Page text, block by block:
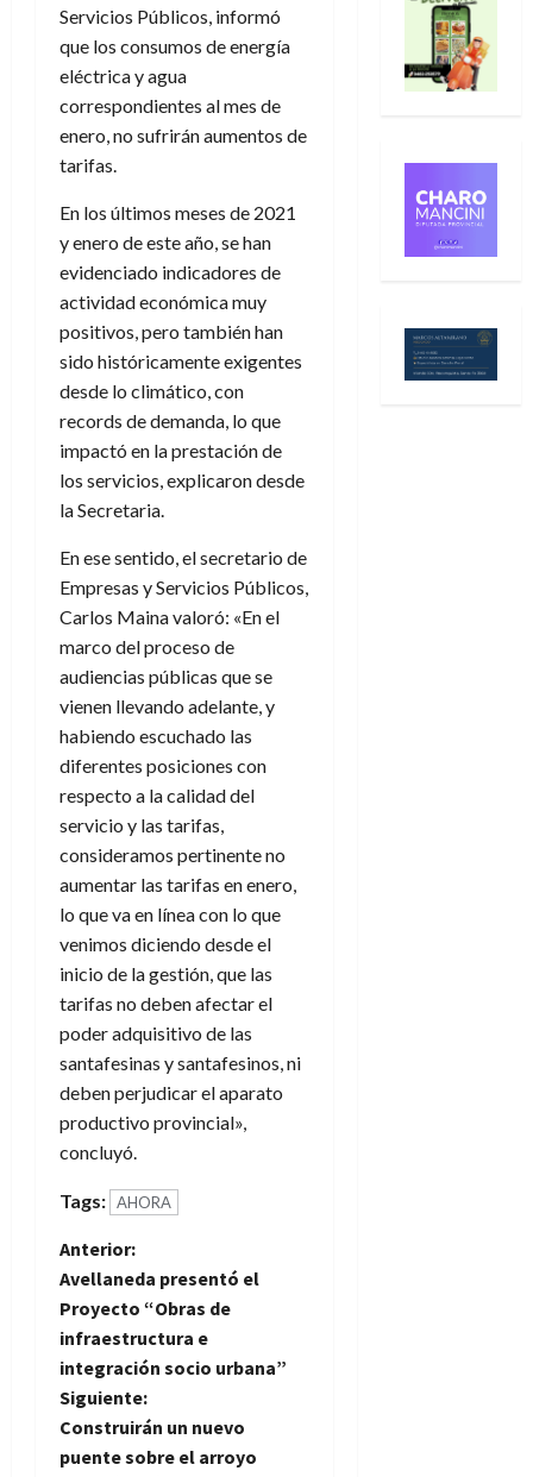
Servicios Públicos, informó
que los consumos de energía
eléctrica y agua
correspondientes al mes de
enero, no sufrirán aumentos de
tarifas.
En los últimos meses de 2021
y enero de este año, se han
evidenciado indicadores de
actividad económica muy
positivos, pero también han
sido históricamente exigentes
desde lo climático, con
records de demanda, lo que
impactó en la prestación de
los servicios, explicaron desde
la Secretaria.
En ese sentido, el secretario de
Empresas y Servicios Públicos,
Carlos Maina valoró: «En el
marco del proceso de
audiencias públicas que se
vienen llevando adelante, y
habiendo escuchado las
diferentes posiciones con
respecto a la calidad del
servicio y las tarifas,
consideramos pertinente no
aumentar las tarifas en enero,
lo que va en línea con lo que
venimos diciendo desde el
inicio de la gestión, que las
tarifas no deben afectar el
poder adquisitivo de las
santafesinas y santafesinos, ni
deben perjudicar el aparato
productivo provincial»,
concluyó.
Tags: AHORA
N
a
v
e
g
Anterior:
Avellaneda presentó el
Proyecto “Obras de
infraestructura e
integración socio urbana”
Siguiente:
Construirán un nuevo
puente sobre el arroyo